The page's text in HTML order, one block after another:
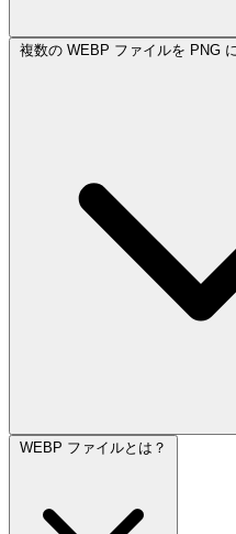
複数の WEBP ファイルを PNG
WEBP ファイルとは？